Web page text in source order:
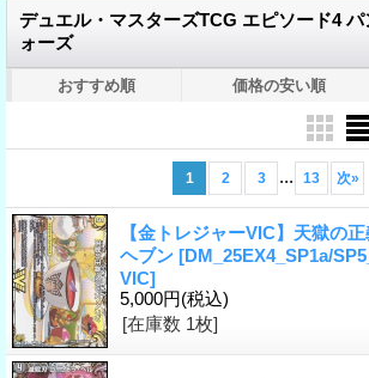
デュエル・マスターズTCG エピソード4 パ
ォーズ
おすすめ順 価格の安い順
1 2 3 ... 13 次»
【金トレジャーVIC】天獄の
ヘブン [DM_25EX4_SP1a/
VIC]
5,000円(税込)
[在庫数 1枚]